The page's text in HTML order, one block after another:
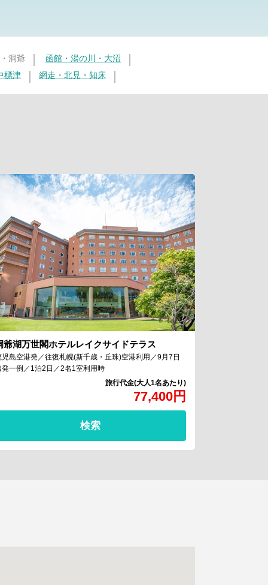
洞爺
函館・湯の川・大沼
標津
網走・北見・知床
爺湖万世閣ホテルレイクサイドテラス
77,400円
児島空港発／往復札幌(新千歳・丘珠)空港利用／9月7日
発一例／1泊2日／2名1室利用時
検索